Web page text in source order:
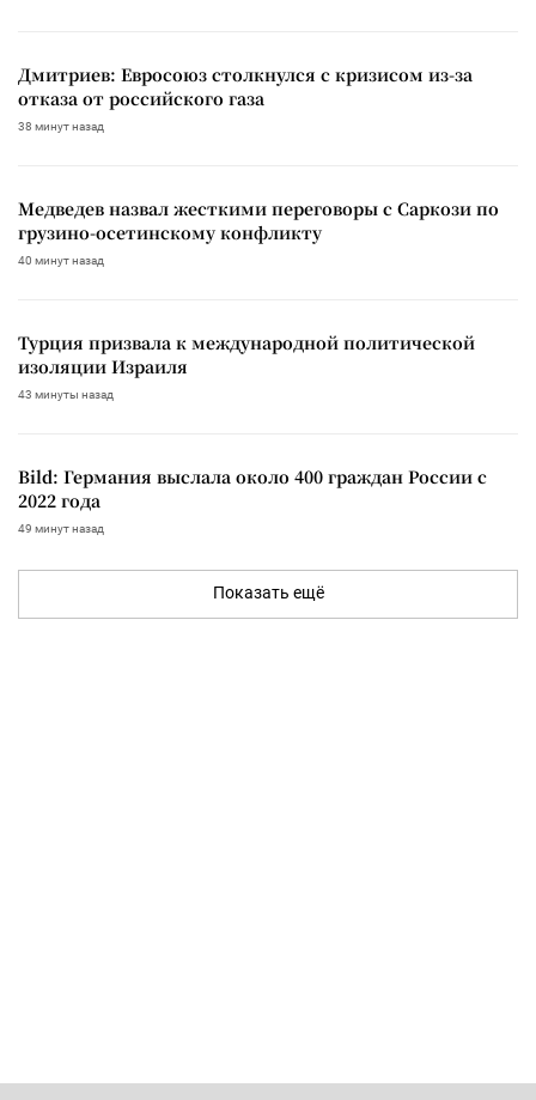
Дмитриев: Евросоюз столкнулся с кризисом из-за
отказа от российского газа
38 минут назад
Медведев назвал жесткими переговоры с Саркози по
грузино-осетинскому конфликту
40 минут назад
Турция призвала к международной политической
изоляции Израиля
43 минуты назад
Bild: Германия выслала около 400 граждан России с
2022 года
49 минут назад
Показать ещё